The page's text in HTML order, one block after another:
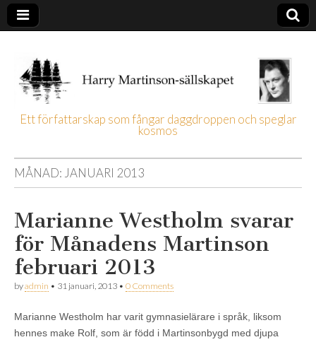
Harry
Martinson-
sällskapet
Ett författarskap som fångar daggdroppen och speglar
kosmos
MÅNAD: JANUARI 2013
Marianne Westholm svarar
för Månadens Martinson
februari 2013
byadmin • 31 januari, 2013 • 0 Comments
Marianne Westholm har varit gymnasielärare i språk, liksom
hennes make Rolf, som är född i Martinsonbygd med djupa